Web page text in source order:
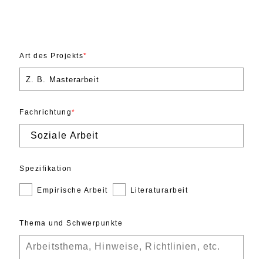
Art des Projekts
Fachrichtung
Spezifikation
Empirische Arbeit Literaturarbeit
Thema und Schwerpunkte